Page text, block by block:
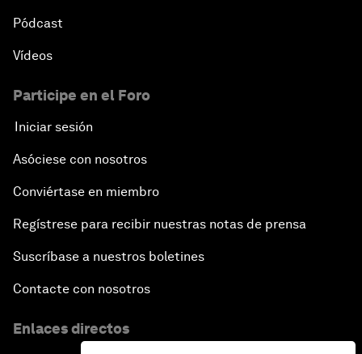
Pódcast
Vídeos
Participe en el Foro
Iniciar sesión
Asóciese con nosotros
Conviértase en miembro
Regístrese para recibir nuestras notas de prensa
Suscríbase a nuestros boletines
Contacte con nosotros
Enlaces directos